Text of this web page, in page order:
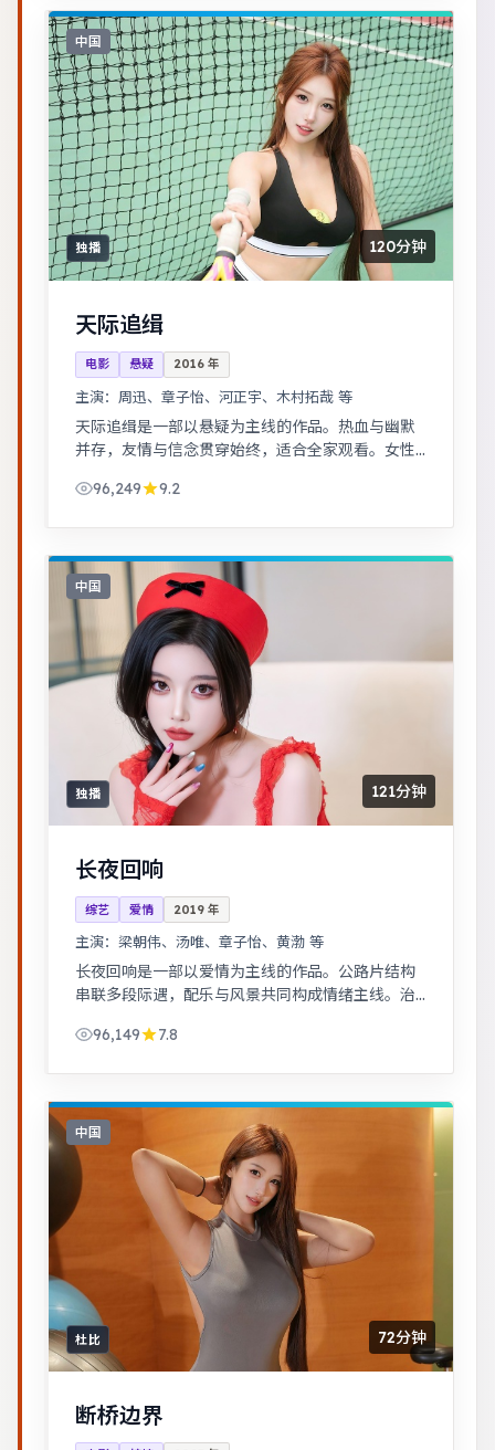
中国
独播 120分钟
天际追缉
电影 悬疑 2016 年
主演： 周迅、章子怡、河正宇、木村拓哉 等
天际追缉是一部以悬疑为主线的作品。热血与幽默
并存，友情与信念贯穿始终，适合全家观看。女性
强。96,249 9.2
中国
独播 121分钟
长夜回响
综艺 爱情 2019 年
主演： 梁朝伟、汤唯、章子怡、黄渤 等
长夜回响是一部以爱情为主线的作品。公路片结构
串联多段际遇，配乐与风景共同构成情绪主线。治
96,149
7.8
中国
杜比 72分钟
断桥边界